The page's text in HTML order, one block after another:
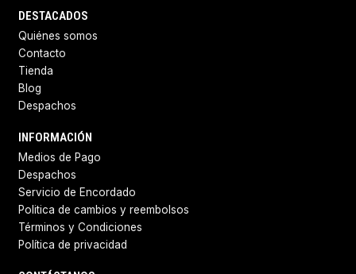
DESTACADOS
Quiénes somos
Contacto
Tienda
Blog
Despachos
INFORMACIÓN
Medios de Pago
Despachos
Servicio de Encordado
Politica de cambios y reembolsos
Términos y Condiciones
Política de privacidad